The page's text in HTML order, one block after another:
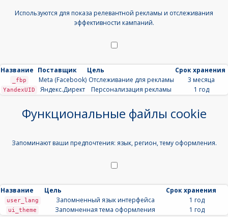
Используются для показа релевантной рекламы и отслеживания
эффективности кампаний.
Название Поставщик Цель Срок хранения
_fbp Meta (Facebook) Отслеживание для рекламы 3 месяца
YandexUID Яндекс.Директ Персонализация рекламы 1 год
Функциональные файлы cookie
Запоминают ваши предпочтения: язык, регион, тему оформления.
Название Цель Срок хранения
user_lang Запомненный язык интерфейса 1 год
ui_theme Запомненная тема оформления 1 год